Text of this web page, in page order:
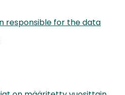
responsible for the data